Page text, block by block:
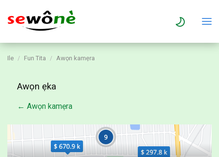
Ile Fun Tita Awọn kamẹra
Awọn ẹka
← Awọn kamẹra